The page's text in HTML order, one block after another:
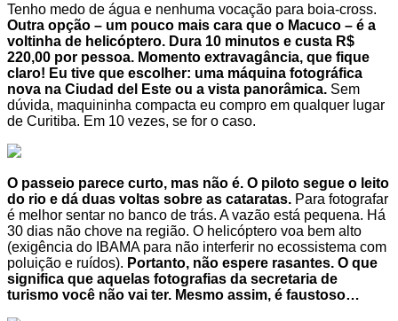
Tenho medo de água e nenhuma vocação para boia-cross.
Outra opção – um pouco mais cara que o Macuco – é a
voltinha de helicóptero. Dura 10 minutos e custa R$
220,00 por pessoa. Momento extravagância, que fique
claro! Eu tive que escolher: uma máquina fotográfica
nova na Ciudad del Este ou a vista panorâmica. Sem
dúvida, maquininha compacta eu compro em qualquer lugar
de Curitiba. Em 10 vezes, se for o caso.
O passeio parece curto, mas não é. O piloto segue o leito
do rio e dá duas voltas sobre as cataratas. Para fotografar
é melhor sentar no banco de trás. A vazão está pequena. Há
30 dias não chove na região. O helicóptero voa bem alto
(exigência do IBAMA para não interferir no ecossistema com
poluição e ruídos). Portanto, não espere rasantes. O que
significa que aquelas fotografias da secretaria de
turismo você não vai ter. Mesmo assim, é faustoso…